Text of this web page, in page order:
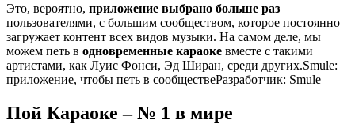
Это, вероятно, приложение выбрано больше раз
пользователями, с большим сообществом, которое постоянно
загружает контент всех видов музыки. На самом деле, мы
можем петь в одновременные караоке вместе с такими
артистами, как Луис Фонси, Эд Ширан, среди других.Smule:
приложение, чтобы петь в сообществеРазработчик: Smule
Пой Караоке – № 1 в мире